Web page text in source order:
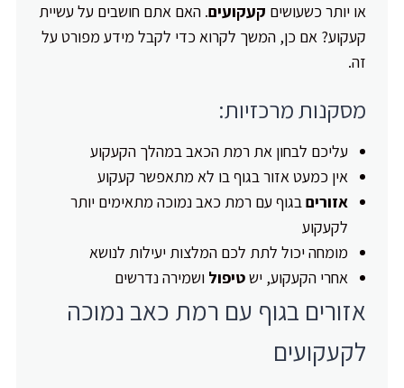
או יותר כשעושים קעקועים. האם אתם חושבים על עשיית
קעקוע? אם כן, המשך לקרוא כדי לקבל מידע מפורט על
זה.
מסקנות מרכזיות:
עליכם לבחון את רמת הכאב במהלך הקעקוע
אין כמעט אזור בגוף בו לא מתאפשר קעקוע
אזוריםבגוף עם רמת כאב נמוכה מתאימים יותר
לקעקוע
מומחה יכול לתת לכם המלצות יעילות לנושא
אחרי הקעקוע, ישטיפול ושמירה נדרשים
אזורים בגוף עם רמת כאב נמוכה
לקעקועים